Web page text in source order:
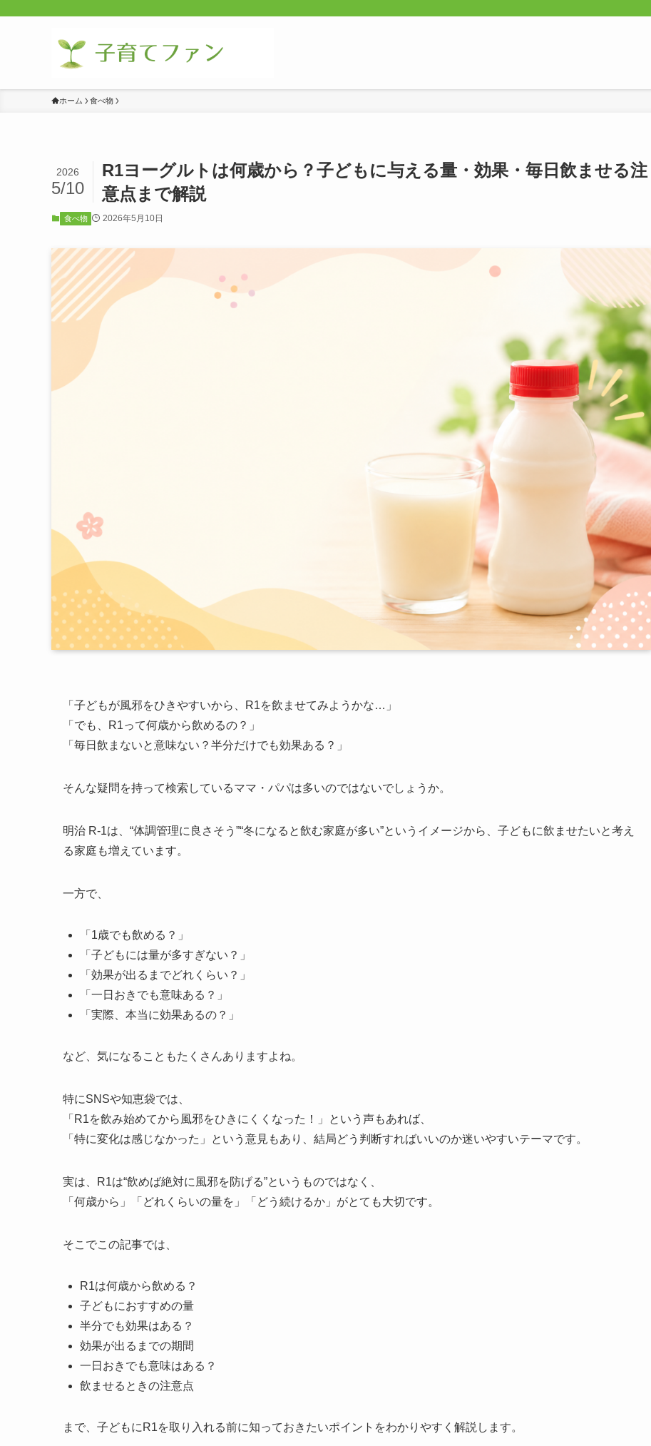
ホーム 食べ物
R1ヨーグルトは何歳から？子どもに与える量・効果・毎日飲ませる注
意点まで解説
2026
5/10
食べ物 2026年5月10日
「子どもが風邪をひきやすいから、R1を飲ませてみようかな…」
「でも、R1って何歳から飲めるの？」
「毎日飲まないと意味ない？半分だけでも効果ある？」
そんな疑問を持って検索しているママ・パパは多いのではないでしょうか。
明治 R-1は、“体調管理に良さそう”“冬になると飲む家庭が多い”というイメージから、子どもに飲ませたいと考え
る家庭も増えています。
一方で、
「1歳でも飲める？」
「子どもには量が多すぎない？」
「効果が出るまでどれくらい？」
「一日おきでも意味ある？」
「実際、本当に効果あるの？」
など、気になることもたくさんありますよね。
特にSNSや知恵袋では、
「R1を飲み始めてから風邪をひきにくくなった！」という声もあれば、
「特に変化は感じなかった」という意見もあり、結局どう判断すればいいのか迷いやすいテーマです。
実は、R1は“飲めば絶対に風邪を防げる”というものではなく、
「何歳から」「どれくらいの量を」「どう続けるか」がとても大切です。
そこでこの記事では、
R1は何歳から飲める？
子どもにおすすめの量
半分でも効果はある？
効果が出るまでの期間
一日おきでも意味はある？
飲ませるときの注意点
まで、子どもにR1を取り入れる前に知っておきたいポイントをわかりやすく解説します。